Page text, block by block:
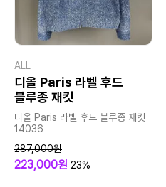
ALL
디올 Paris 라벨 후드
블루종 재킷
디올 Paris 라벨 후드 블루종 재킷
14036
287,000원
223,000원 23%